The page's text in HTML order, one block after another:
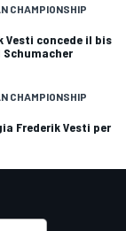
CHAMPIONSHIP
Vesti concede il bis
CHAMPIONSHIP
Frederik Vesti per